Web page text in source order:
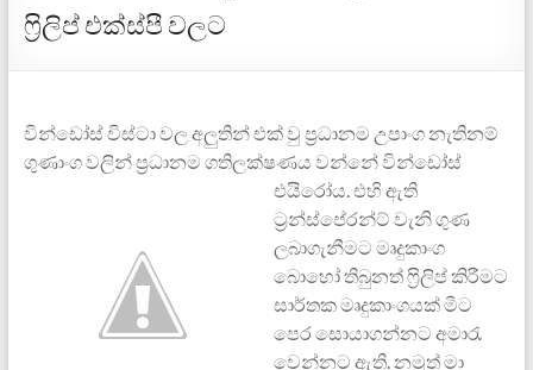
‍ෆ්‍රිලිප් එක්ස්පී වලට
වින්ඩෝස් විස්‍‍ටා වල අලුතින් එක් වු ප්‍රධානම උපාංග නැතිනම්
ගුණාංග වලින් ප්‍රධානම ගතිලක්ෂණය වන්නේ වින්ඩෝස්
එයිරෝය.එහි ඇති
ට්‍රන්ස්පේරන්ට් වැනි ගුණ
ලබාගැනීමට මෘදුකාංග
බොහෝ තිබුනත් ෆ්‍රිලිප් කිරීමට
සාර්තක මෘදුකාංගයක් මී‍‍ට
පෙර සොයාගන්න‍ට අමාරැ
වෙන්නට ඇති. නමුත් මා